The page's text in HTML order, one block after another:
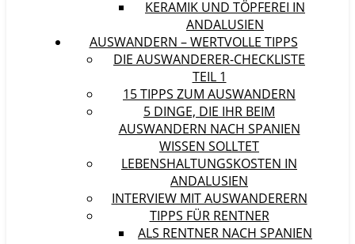
KERAMIK UND TÖPFEREI IN
ANDALUSIEN
AUSWANDERN – WERTVOLLE TIPPS
DIE AUSWANDERER-CHECKLISTE
TEIL 1
15 TIPPS ZUM AUSWANDERN
5 DINGE, DIE IHR BEIM
AUSWANDERN NACH SPANIEN
WISSEN SOLLTET
LEBENSHALTUNGSKOSTEN IN
ANDALUSIEN
INTERVIEW MIT AUSWANDERERN
TIPPS FÜR RENTNER
ALS RENTNER NACH SPANIEN